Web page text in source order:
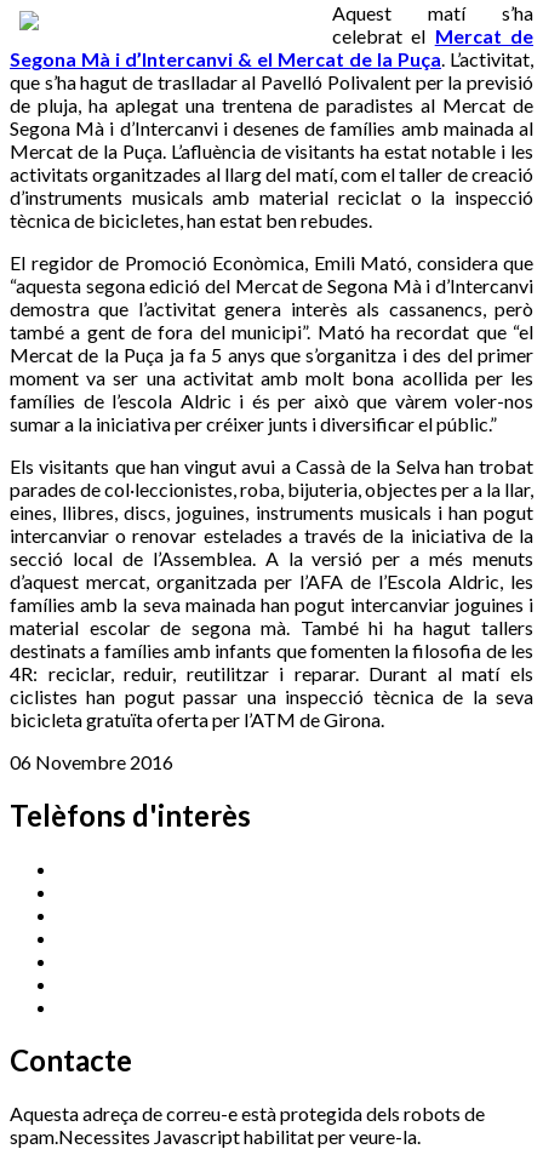
Aquest matí s’ha
celebrat el Mercat de
Segona Mà i d’Intercanvi & el Mercat de la Puça. L’activitat,
que s’ha hagut de traslladar al Pavelló Polivalent per la previsió
de pluja, ha aplegat una trentena de paradistes al Mercat de
Segona Mà i d’Intercanvi i desenes de famílies amb mainada al
Mercat de la Puça. L’afluència de visitants ha estat notable i les
activitats organitzades al llarg del matí, com el taller de creació
d’instruments musicals amb material reciclat o la inspecció
tècnica de bicicletes, han estat ben rebudes.
El regidor de Promoció Econòmica, Emili Mató, considera que
“aquesta segona edició del Mercat de Segona Mà i d’Intercanvi
demostra que l’activitat genera interès als cassanencs, però
també a gent de fora del municipi”. Mató ha recordat que “el
Mercat de la Puça ja fa 5 anys que s’organitza i des del primer
moment va ser una activitat amb molt bona acollida per les
famílies de l’escola Aldric i és per això que vàrem voler-nos
sumar a la iniciativa per créixer junts i diversificar el públic.”
Els visitants que han vingut avui a Cassà de la Selva han trobat
parades de col·leccionistes, roba, bijuteria, objectes per a la llar,
eines, llibres, discs, joguines, instruments musicals i han pogut
intercanviar o renovar estelades a través de la iniciativa de la
secció local de l’Assemblea. A la versió per a més menuts
d’aquest mercat, organitzada per l’AFA de l’Escola Aldric, les
famílies amb la seva mainada han pogut intercanviar joguines i
material escolar de segona mà. També hi ha hagut tallers
destinats a famílies amb infants que fomenten la filosofia de les
4R: reciclar, reduir, reutilitzar i reparar. Durant al matí els
ciclistes han pogut passar una inspecció tècnica de la seva
bicicleta gratuïta oferta per l’ATM de Girona.
06 Novembre 2016
Telèfons d'interès
Contacte
Aquesta adreça de correu-e està protegida dels robots de
spam.Necessites Javascript habilitat per veure-la.